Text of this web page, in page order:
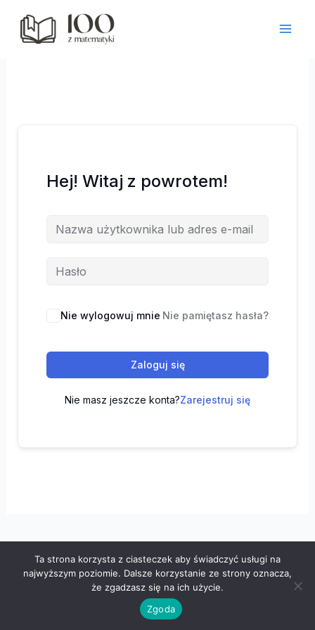
treści
Hej! Witaj z powrotem!
Nie wylogowuj mnie Nie pamiętasz hasła?
Zaloguj się
Nie masz jeszcze konta?Zarejestruj się
Wszelkie prawa zastrzeżone © 2026 "100 z matematyki" -
Polityka prywatności- Regulamin
Ta strona korzysta z ciasteczek aby świadczyć usługi na
najwyższym poziomie. Dalsze korzystanie ze strony oznacza,
że zgadzasz się na ich użycie.
Zgoda